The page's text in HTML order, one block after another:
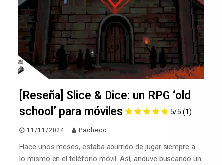
[Reseña] Slice & Dice: un RPG ‘old
school’ para móviles
5/5 (1)
11/11/2024 Pacheco
Hace unos meses, estaba aburrido de jugar siempre a
lo mismo en el teléfono móvil. Así, anduve buscando un